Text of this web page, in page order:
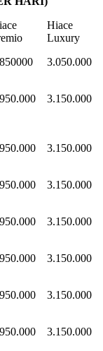
Hiace
Luxury
3.050.000
3.150.000
3.150.000
3.150.000
3.150.000
3.150.000
3.150.000
3.150.000